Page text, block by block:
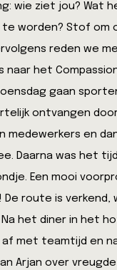
wie ziet jou? Wat
te worden? Stof om
reden we
naar het
gaan
ontvangen
medewerkers en
Daarna was het
Een mooi
De route is verkend,
Na het diner in het
af met teamtijd en
Arjan over